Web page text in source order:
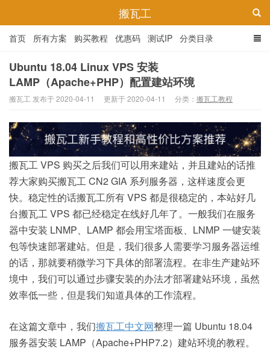
搬瓦工
首页 所有方案 购买教程 优惠码 测试IP 分类目录
Ubuntu 18.04 Linux VPS 安装
LAMP（Apache+PHP）配置建站环境
搬瓦工 发布于 2020-04-11 更新于 2020-04-11 分类： 搬瓦工教程
搬瓦工 VPS 购买之后我们可以用来建站，并且建站的话推
荐大家购买搬瓦工 CN2 GIA 系列服务器，这样速度会更
快。稳定性的话搬瓦工所有 VPS 都是很稳定的，本站好几
台搬瓦工 VPS 都已经稳定在线好几年了。一般我们在服务
器中安装 LNMP、LAMP 都会用宝塔面板、LNMP 一键安装
包等快速部署建站。但是，我们很多人需要学习服务器运维
的话，那就要稍微学习下具体的部署流程。在非生产建站环
境中，我们可以通过步骤安装的办法才部署建站环境，虽然
效率低一些，但是我们知道具体的工作流程。
在这篇文章中，我们搬瓦工中文网整理一篇 Ubuntu 18.04
服务器安装 LAMP（Apache+PHP7.2）建站环境的教程。